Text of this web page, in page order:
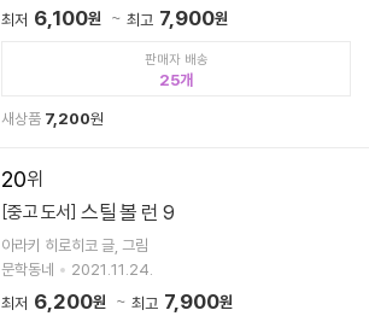
최저 6,100원 최고 7,900원
판매자 배송
25
새상품 7,200원
20
[중고 도서] 스틸 볼 런 9
아라키 히로히코 글, 그림
문학동네
2021.11.24.
최저 6,200원 최고 7,900원